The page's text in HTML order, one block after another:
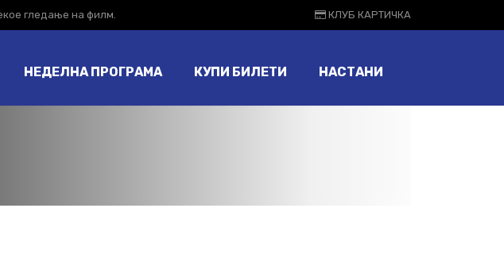
гледање на филм. КЛУБ КАРТИЧКА
НЕДЕЛНА ПРОГРАМА КУПИ БИЛЕТИ НАСТАНИ